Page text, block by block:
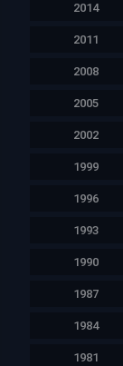
2014
2011
2008
2005
2002
1999
1996
1993
1990
1987
1984
1981